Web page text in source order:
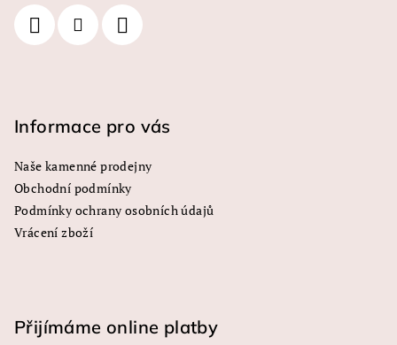
Informace pro vás
Naše kamenné prodejny
Obchodní podmínky
Podmínky ochrany osobních údajů
Vrácení zboží
Přijímáme online platby